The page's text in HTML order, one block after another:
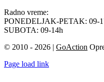
Radno vreme:
PONEDELJAK-PETAK: 09-
SUBOTA: 09-14h
© 2010 - 2026 | GoAction
Page load link